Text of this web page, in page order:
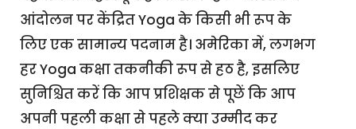
आंदोलन पर केंद्रित Yoga के किसी भी रूप के
लिए एक सामान्य पदनाम है। अमेरिका में, लगभग
हर Yoga कक्षा तकनीकी रूप से हठ है, इसलिए
सुनिश्चित करें कि आप प्रशिक्षक से पूछें कि आप
अपनी पहली कक्षा से पहले क्या उम्मीद कर